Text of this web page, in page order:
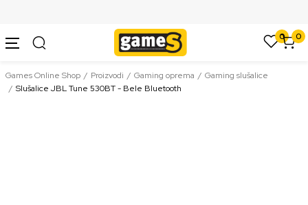
0 0
Games Online Shop Proizvodi Gaming oprema
Gaming slušalice
Slušalice JBL Tune 530BT - Bele Bluetooth